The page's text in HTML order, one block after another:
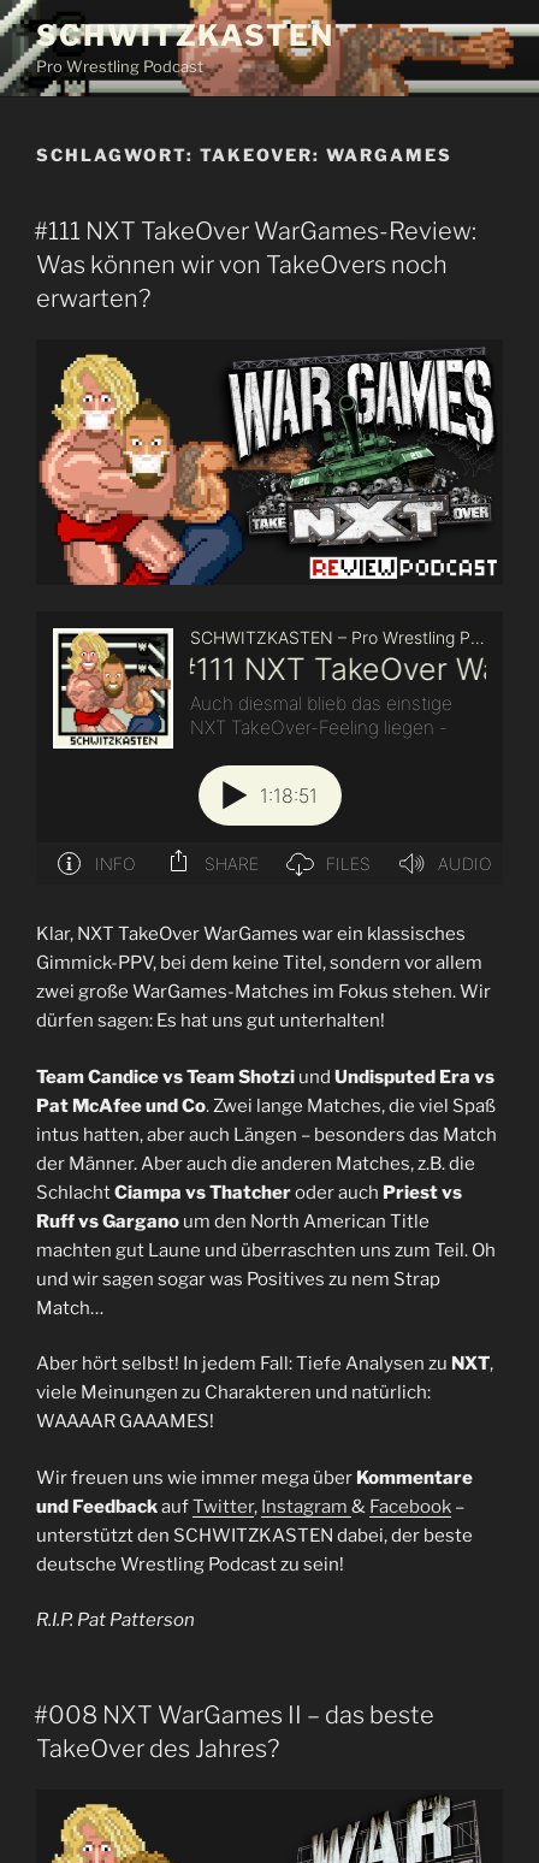
Zum
Inhalt
springen
SCHWITZKASTEN
Pro Wrestling Podcast
SCHLAGWORT: TAKEOVER: WARGAMES
#111 NXT TakeOver WarGames-Review:
Was können wir von TakeOvers noch
erwarten?
Klar, NXT TakeOver WarGames war ein klassisches
Gimmick-PPV, bei dem keine Titel, sondern vor allem
zwei große WarGames-Matches im Fokus stehen. Wir
dürfen sagen: Es hat uns gut unterhalten!
Team Candice vs Team Shotzi und Undisputed Era vs
Pat McAfee und Co. Zwei lange Matches, die viel Spaß
intus hatten, aber auch Längen – besonders das Match
der Männer. Aber auch die anderen Matches, z.B. die
SchlachtCiampa vs Thatcheroder auch Priest vs
Ruff vs Gargano um den North American Title
machten gut Laune und überraschten uns zum Teil. Oh
und wir sagen sogar was Positives zu nem Strap
Match…
Aber hört selbst! In jedem Fall: Tiefe Analysen zu NXT,
viele Meinungen zu Charakteren und natürlich:
WAAAAR GAAAMES!
Wir freuen uns wie immer mega über Kommentare
und FeedbackaufTwitter, Instagram & Facebook –
unterstützt den SCHWITZKASTEN dabei, der beste
deutsche Wrestling Podcast zu sein!
R.I.P. Pat Patterson
#008 NXT WarGames II – das beste
TakeOver des Jahres?